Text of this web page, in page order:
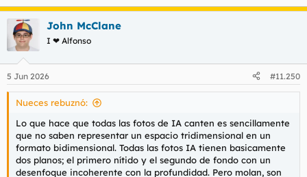
John McClane
I ❤ Alfonso
5 Jun 2026 #11.250
Nueces rebuznó:
Lo que hace que todas las fotos de IA canten es sencillamente
que no saben representar un espacio tridimensional en un
formato bidimensional. Todas las fotos IA tienen basicamente
dos planos; el primero nítido y el segundo de fondo con un
desenfoque incoherente con la profundidad. Pero molan, son